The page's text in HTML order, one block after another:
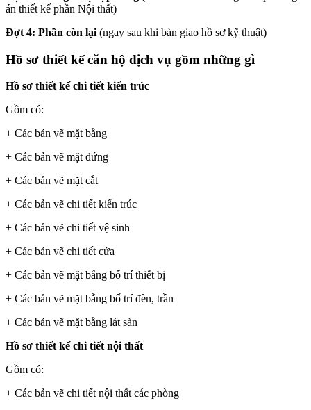
án thiết kế phần Nội thất)
Đợt 4: Phần còn lại (ngay sau khi bàn giao hồ sơ kỹ thuật)
Hồ sơ thiết kế căn hộ dịch vụ gồm những gì
Hồ sơ thiết kế chi tiết kiến trúc
Gồm có:
+ Các bản vẽ mặt bằng
+ Các bản vẽ mặt đứng
+ Các bản vẽ mặt cắt
+ Các bản vẽ chi tiết kiến trúc
+ Các bản vẽ chi tiết vệ sinh
+ Các bản vẽ chi tiết cửa
+ Các bản vẽ mặt bằng bố trí thiết bị
+ Các bản vẽ mặt bằng bố trí đèn, trần
+ Các bản vẽ mặt bằng lát sàn
Hồ sơ thiết kế chi tiết nội thất
Gồm có:
+ Các bản vẽ chi tiết nội thất các phòng